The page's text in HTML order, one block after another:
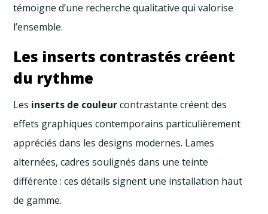
témoigne d’une recherche qualitative qui valorise
l’ensemble.
Les inserts contrastés créent
du rythme
Les inserts de couleurcontrastante créent des
effets graphiques contemporains particulièrement
appréciés dans les designs modernes. Lames
alternées, cadres soulignés dans une teinte
différente : ces détails signent une installation haut
de gamme.